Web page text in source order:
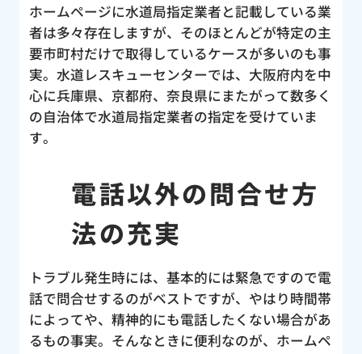
ホームページに水道局指定業者と記載している業
者は多々存在しますが、そのほとんどが特定の主
要市町村だけで取得しているケースが多いのも事
実。水道レスキューセンターでは、大阪府内を中
心に兵庫県、京都府、奈良県にまたがって数多く
の自治体で水道局指定業者の指定を受けていま
す。
電話以外の問合せ方
法の充実
トラブル発生時には、基本的には緊急ですので電
話で問合せするのがベストですが、やはり時間帯
によってや、精神的にも電話したくない場合があ
るもの事実。そんなときに便利なのが、ホームペ